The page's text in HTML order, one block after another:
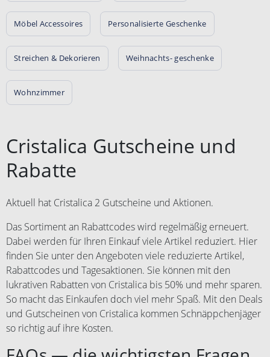
Möbel Accessoires Personalisierte Geschenke
Streichen & Dekorieren Weihnachts- geschenke
Wohnzimmer
Cristalica Gutscheine und
Rabatte
Aktuell hat Cristalica 2 Gutscheine und Aktionen.
Das Sortiment an Rabattcodes wird regelmäßig erneuert.
Dabei werden für Ihren Einkauf viele Artikel reduziert. Hier
finden Sie unter den Angeboten viele reduzierte Artikel,
Rabattcodes und Tagesaktionen. Sie können mit den
lukrativen Rabatten von Cristalica bis 50% und mehr sparen.
So macht das Einkaufen doch viel mehr Spaß. Mit den Deals
und Gutscheinen von Cristalica kommen Schnäppchenjäger
so richtig auf ihre Kosten.